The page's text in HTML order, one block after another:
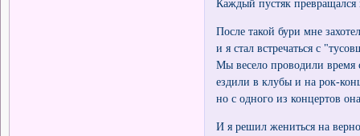
Каждый пустяк
После такой бури мне
и я стал встречаться с
Мы весело проводили время
ездили в клубы и на рок-
но с одного из концертов
И я решил жениться на